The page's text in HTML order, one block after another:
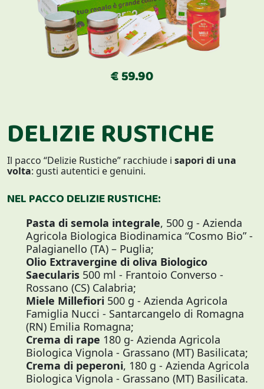
DELIZIE RUSTICHE
Il pacco “Delizie Rustiche” racchiude i sapori di una
volta: gusti autentici e genuini.
NEL PACCO DELIZIE RUSTICHE:
Pasta di semola integrale, 500 g - Azienda
Agricola Biologica Biodinamica “Cosmo Bio” -
Palagianello (TA) – Puglia;
Olio Extravergine di oliva Biologico
Saecularis 500 ml - Frantoio Converso -
Rossano (CS) Calabria;
Miele Millefiori 500 g - Azienda Agricola
Famiglia Nucci - Santarcangelo di Romagna
(RN) Emilia Romagna;
Crema di rape 180 g- Azienda Agricola
Biologica Vignola - Grassano (MT) Basilicata;
Crema di peperoni, 180 g - Azienda Agricola
Biologica Vignola - Grassano (MT) Basilicata.